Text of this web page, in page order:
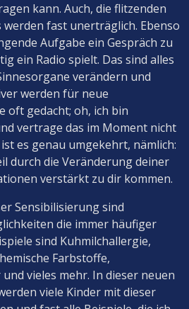
kann. Auch, die flitzenden
fast unerträglich. Ebenso
Aufgabe ein Gespräch zu
ein Radio spielt. Das sind alles
verändern und
werden für neue
oft gedacht; oh, ich bin
vertrage das im Moment nicht
es genau umgekehrt, nämlich:
durch die Veränderung deiner
verstärkt zu dir kommen.
Sensibilisierung sind
die immer häufiger
sind Kuhmilchallergie,
Farbstoffe,
vieles mehr. In dieser neuen
viele Kinder mit dieser